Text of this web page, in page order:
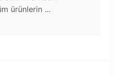
ürünlerin ...